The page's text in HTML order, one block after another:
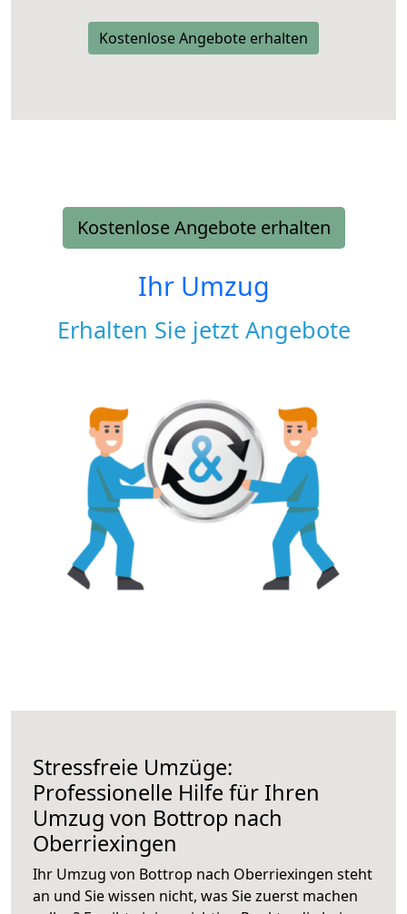
Kostenlose Angebote erhalten
Kostenlose Angebote erhalten
Ihr Umzug
Erhalten Sie jetzt Angebote
Stressfreie Umzüge:
Professionelle Hilfe für Ihren
Umzug von Bottrop nach
Oberriexingen
Ihr Umzug von Bottrop nach Oberriexingen steht
an und Sie wissen nicht, was Sie zuerst machen